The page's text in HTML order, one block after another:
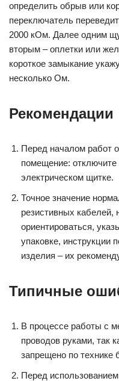
определить обрыв или
переключатель
2000 кОм. Далее одним
вторым – оплетки или
короткое замыкание
несколько Ом.
Рекомендации
Перед началом работ
помещение: отключите
электрическом щитке.
Точное значение
резистивных кабелей,
ориентироваться,
упаковке, инструкции
изделия – их
Типичные
В процессе работы с
проводов руками, так
запрещено по технике
Перед